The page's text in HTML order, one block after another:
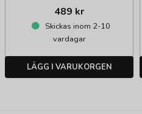
489 kr
Skickas inom 2-10
vardagar
LÄGG I VARUKORGEN